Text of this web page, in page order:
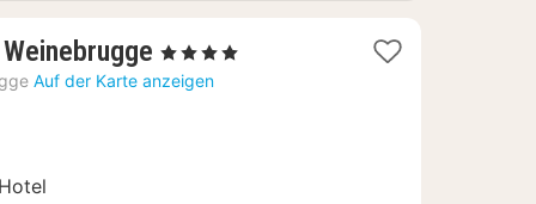
2
Nächte
, 4 Sterne
Auf der Karte anzeigen